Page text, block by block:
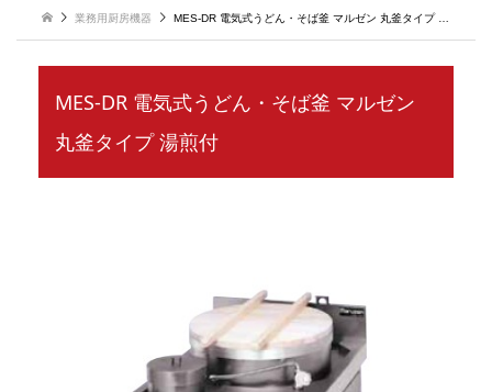
業務用厨房機器 MES-DR 電気式うどん・そば釜 マルゼン 丸釜タイプ 湯煎付
MES-DR 電気式うどん・そば釜 マルゼン
丸釜タイプ 湯煎付